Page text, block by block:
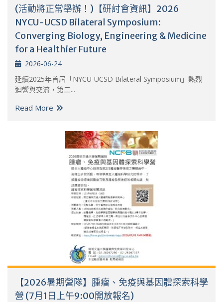
(活動將正常舉辦！)【研討會資訊】2026
NYCU-UCSD Bilateral Symposium:
Converging Biology, Engineering & Medicine
for a Healthier Future
2026-06-24
延續2025年首屆「NYCU-UCSD Bilateral Symposium」熱烈
迴響與交流，第二...
Read More
【2026暑期營隊】腫瘤、免疫與基因體探索科學
營 (7月1日上午9:00開放報名)